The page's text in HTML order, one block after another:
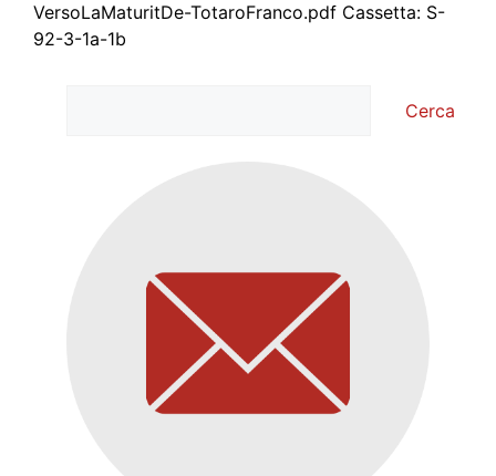
VersoLaMaturitDe-TotaroFranco.pdf Cassetta: S-
92-3-1a-1b
Cerca